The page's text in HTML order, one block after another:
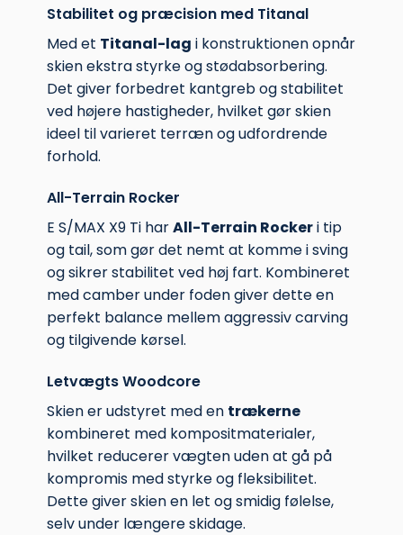
Stabilitet og præcision med Titanal
Med et Titanal-lag i konstruktionen opnår
skien ekstra styrke og stødabsorbering.
Det giver forbedret kantgreb og stabilitet
ved højere hastigheder, hvilket gør skien
ideel til varieret terræn og udfordrende
forhold.
All-Terrain Rocker
E S/MAX X9 Ti harAll-Terrain Rockeri tip
og tail, som gør det nemt at komme i sving
og sikrer stabilitet ved høj fart. Kombineret
med camber under foden giver dette en
perfekt balance mellem aggressiv carving
og tilgivende kørsel.
Letvægts Woodcore
Skien er udstyret med en trækerne
kombineret med kompositmaterialer,
hvilket reducerer vægten uden at gå på
kompromis med styrke og fleksibilitet.
Dette giver skien en let og smidig følelse,
selv under længere skidage.